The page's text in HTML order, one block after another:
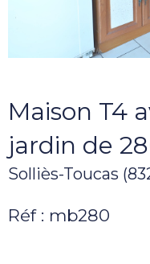
Maison T4
jardin de
Solliès-Toucas
Réf : mb280